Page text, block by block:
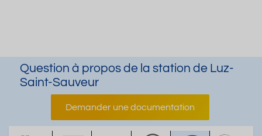
Question à propos de la station de Luz-
Saint-Sauveur
Demander une documentation